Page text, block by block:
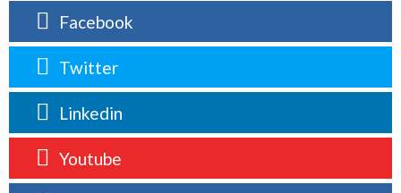
Facebook
Twitter
Linkedin
Youtube